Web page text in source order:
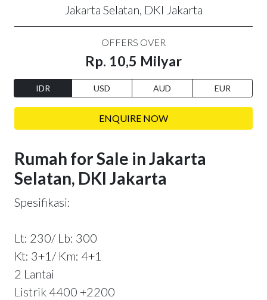
Jakarta Selatan, DKI Jakarta
OFFERS OVER
Rp. 10,5 Milyar
IDR USD AUD EUR
ENQUIRE NOW
Rumah for Sale in Jakarta
Selatan, DKI Jakarta
Spesifikasi:
Lt: 230/ Lb: 300
Kt: 3+1/ Km: 4+1
2 Lantai
Listrik 4400 +2200